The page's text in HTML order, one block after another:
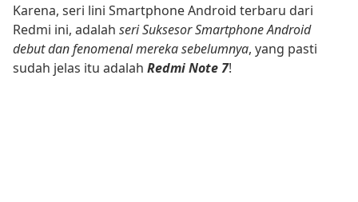
Karena, seri lini Smartphone Android terbaru dari
Redmi ini, adalah seri Suksesor Smartphone Android
debut dan fenomenal mereka sebelumnya, yang pasti
sudah jelas itu adalah Redmi Note 7!